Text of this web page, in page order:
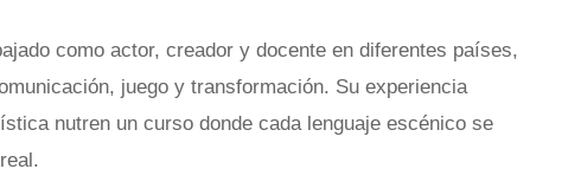
como actor, creador y docente en diferentes países,
juego y transformación. Su experiencia
nutren un curso donde cada lenguaje escénico se